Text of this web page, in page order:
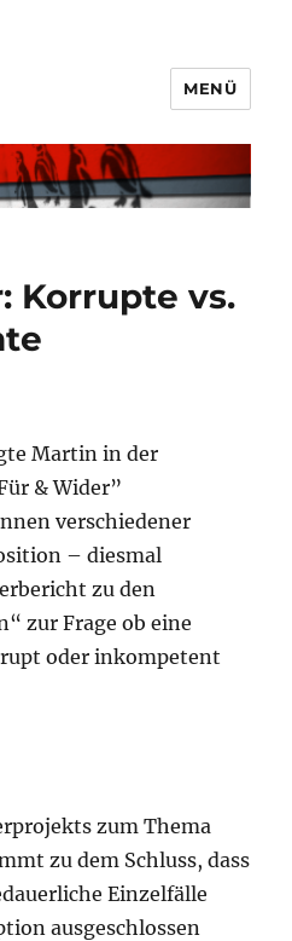
MENÜ
Korrupte vs.
Martin in der
& Wider”
verschiedener
– diesmal
zu den
zur Frage ob eine
oder inkompetent
zum Thema
zu dem Schluss, dass
Einzelfälle
ausgeschlossen